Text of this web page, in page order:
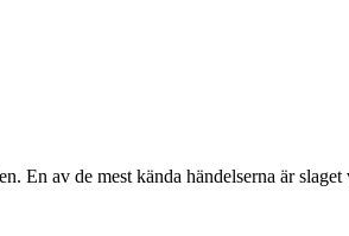
av de mest kända händelserna är